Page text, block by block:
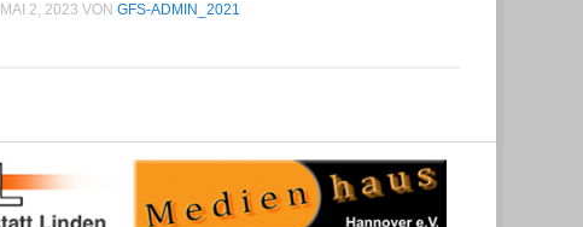
MAI 2, 2023 VONGFS-ADMIN_2021